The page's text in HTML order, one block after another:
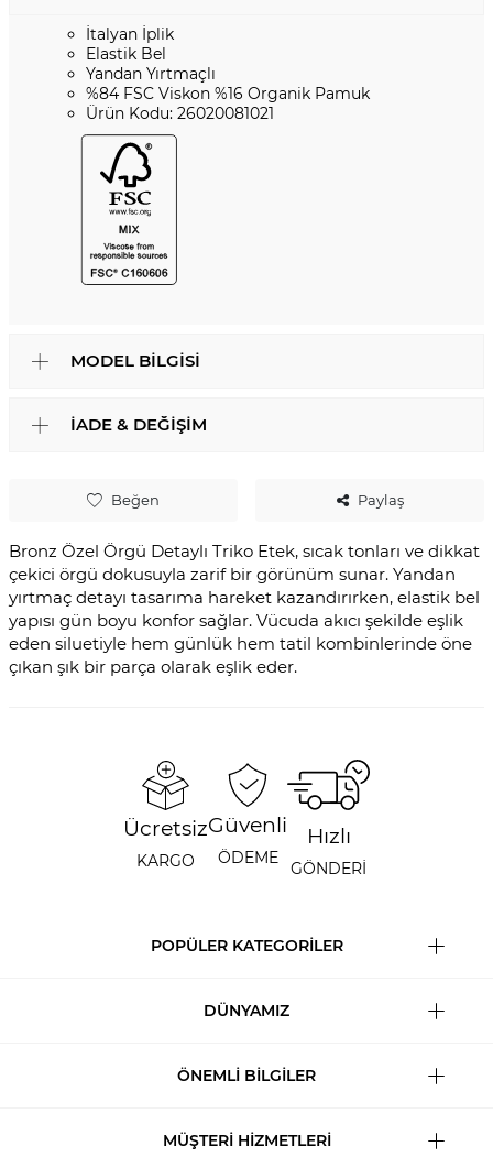
Beğen Paylaş
Bronz Özel Örgü Detaylı Triko Etek, sıcak tonları ve dikkat
çekici örgü dokusuyla zarif bir görünüm sunar. Yandan
yırtmaç detayı tasarıma hareket kazandırırken, elastik bel
yapısı gün boyu konfor sağlar. Vücuda akıcı şekilde eşlik
eden siluetiyle hem günlük hem tatil kombinlerinde öne
çıkan şık bir parça olarak eşlik eder.
İtalyan İplik
Elastik Bel
Yandan Yırtmaçlı
%84 FSC Viskon %16 Organik Pamuk
Ürün Kodu: 26020081021
MODEL BILGISI
İADE & DEĞIŞIM
Ücretsiz
KARGO
Güvenli
ÖDEME
Hızlı
GÖNDERİ
POPÜLER KATEGORİLER
DÜNYAMIZ
ÖNEMLİ BİLGİLER
MÜŞTERİ HİZMETLERİ